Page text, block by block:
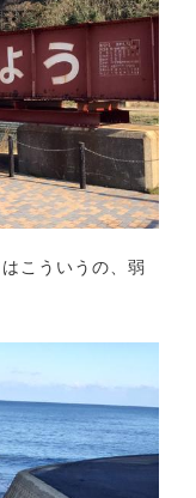
こういうの、弱